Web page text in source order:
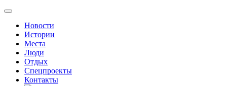
Новости
Истории
Места
Люди
Отдых
Спецпроекты
Контакты